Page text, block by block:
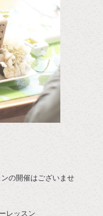
の開催はございませ
レッスン